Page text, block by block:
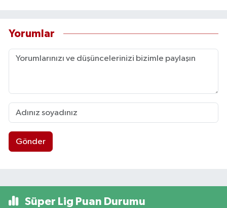
Yorumlar
Gönder
Süper Lig Puan Durumu